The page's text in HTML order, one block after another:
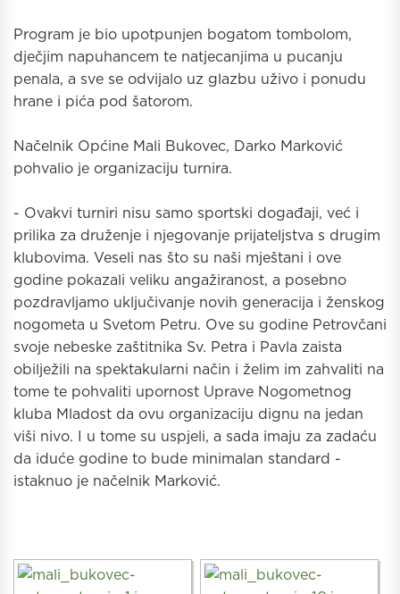
Program je bio upotpunjen bogatom tombolom,
dječjim napuhancem te natjecanjima u pucanju
penala, a sve se odvijalo uz glazbu uživo i ponudu
hrane i pića pod šatorom.
Načelnik Općine Mali Bukovec, Darko Marković
pohvalio je organizaciju turnira.
- Ovakvi turniri nisu samo sportski događaji, već i
prilika za druženje i njegovanje prijateljstva s drugim
klubovima. Veseli nas što su naši mještani i ove
godine pokazali veliku angažiranost, a posebno
pozdravljamo uključivanje novih generacija i ženskog
nogometa u Svetom Petru. Ove su godine Petrovčani
svoje nebeske zaštitnika Sv. Petra i Pavla zaista
obilježili na spektakularni način i želim im zahvaliti na
tome te pohvaliti upornost Uprave Nogometnog
kluba Mladost da ovu organizaciju dignu na jedan
viši nivo. I u tome su uspjeli, a sada imaju za zadaću
da iduće godine to bude minimalan standard -
istaknuo je načelnik Marković.